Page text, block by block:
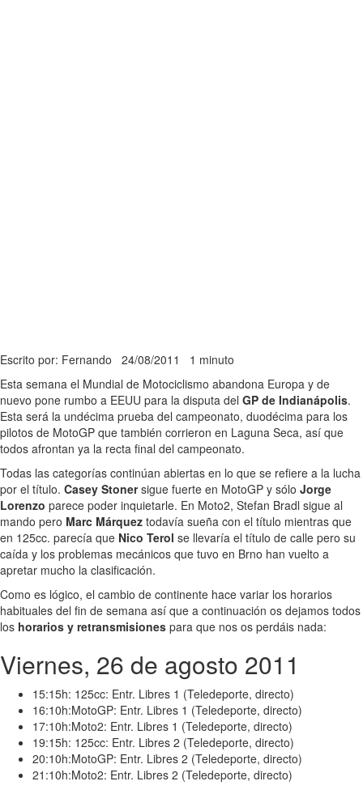
Escrito por: Fernando 24/08/2011 1 minuto
Esta semana el Mundial de Motociclismo abandona Europa y de
nuevo pone rumbo a EEUU para la disputa del GP de Indianápolis.
Esta será la undécima prueba del campeonato, duodécima para los
pilotos de MotoGP que también corrieron en Laguna Seca, así que
todos afrontan ya la recta final del campeonato.
Todas las categorías continúan abiertas en lo que se refiere a la lucha
por el título. Casey Stonersigue fuerte en MotoGP y sólo Jorge
Lorenzo parece poder inquietarle. En Moto2, Stefan Bradl sigue al
mando pero Marc Márquez todavía sueña con el título mientras que
en 125cc. parecía que Nico Terol se llevaría el título de calle pero su
caída y los problemas mecánicos que tuvo en Brno han vuelto a
apretar mucho la clasificación.
Como es lógico, el cambio de continente hace variar los horarios
habituales del fin de semana así que a continuación os dejamos todos
los horarios y retransmisiones para que nos os perdáis nada:
Viernes, 26 de agosto 2011
15:15h: 125cc: Entr. Libres 1 (Teledeporte, directo)
16:10h:MotoGP: Entr. Libres 1 (Teledeporte, directo)
17:10h:Moto2: Entr. Libres 1 (Teledeporte, directo)
19:15h: 125cc: Entr. Libres 2 (Teledeporte, directo)
20:10h:MotoGP: Entr. Libres 2 (Teledeporte, directo)
21:10h:Moto2: Entr. Libres 2 (Teledeporte, directo)